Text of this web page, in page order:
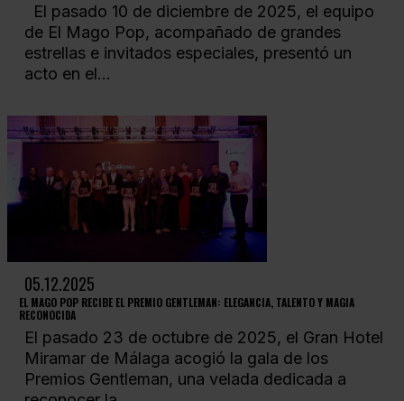
El pasado 10 de diciembre de 2025, el equipo
de El Mago Pop, acompañado de grandes
estrellas e invitados especiales, presentó un
acto en el...
05.12.2025
EL MAGO POP RECIBE EL PREMIO GENTLEMAN: ELEGANCIA, TALENTO Y MAGIA
RECONOCIDA
El pasado 23 de octubre de 2025, el Gran Hotel
Miramar de Málaga acogió la gala de los
Premios Gentleman, una velada dedicada a